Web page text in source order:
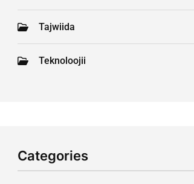
Tajwiida
Teknoloojii
Categories